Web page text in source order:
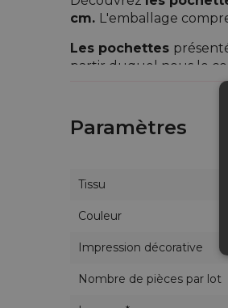
cm. L'emballage
Les pochettes
partir duquel nous le
l'abrasion et aux plis.
Un avantage
fermeture rapide et
Les pochettes en tissu
organisateurs pour le
Dans l'offre de notre
coton avec l'addition
Paramètres
Tissu
Couleur
Impression décorative
Nombre de pièces par lot